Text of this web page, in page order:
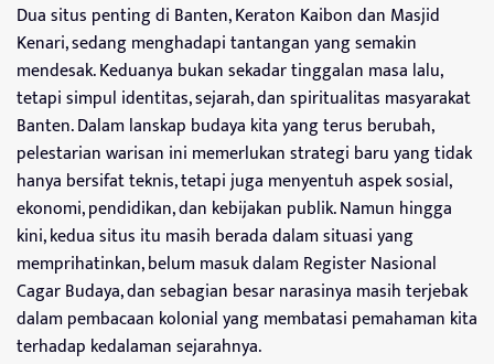
Dua situs penting di Banten, Keraton Kaibon dan Masjid
Kenari, sedang menghadapi tantangan yang semakin
mendesak. Keduanya bukan sekadar tinggalan masa lalu,
tetapi simpul identitas, sejarah, dan spiritualitas masyarakat
Banten. Dalam lanskap budaya kita yang terus berubah,
pelestarian warisan ini memerlukan strategi baru yang tidak
hanya bersifat teknis, tetapi juga menyentuh aspek sosial,
ekonomi, pendidikan, dan kebijakan publik. Namun hingga
kini, kedua situs itu masih berada dalam situasi yang
memprihatinkan, belum masuk dalam Register Nasional
Cagar Budaya, dan sebagian besar narasinya masih terjebak
dalam pembacaan kolonial yang membatasi pemahaman kita
terhadap kedalaman sejarahnya.